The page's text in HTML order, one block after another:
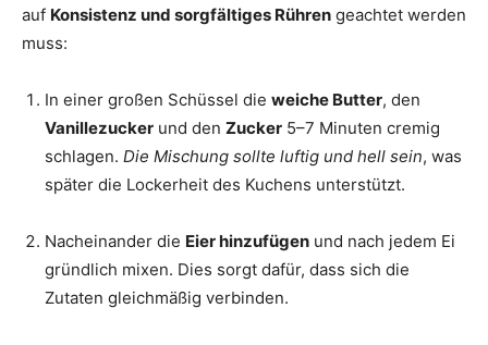
auf Konsistenz und sorgfältiges Rühren geachtet werden
muss:
In einer großen Schüssel die weiche Butter, den
Vanillezucker und den Zucker 5–7 Minuten cremig
schlagen. Die Mischung sollte luftig und hell sein, was
später die Lockerheit des Kuchens unterstützt.
Nacheinander die Eier hinzufügen und nach jedem Ei
gründlich mixen. Dies sorgt dafür, dass sich die
Zutaten gleichmäßig verbinden.